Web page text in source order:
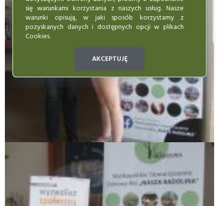
się warunkami korzystania z naszych usług. Nasze
warunki opisują, w jaki sposób korzystamy z
pozyskanych danych i dostępnych opcji w plikach
Cookies.
AKCEPTUJĘ